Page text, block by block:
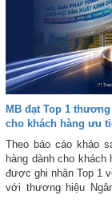
MB đạt Top 1
cho khách hàng ưu
Theo báo cáo khảo
hàng dành cho
được ghi nhận Top 1
với thương hiệu